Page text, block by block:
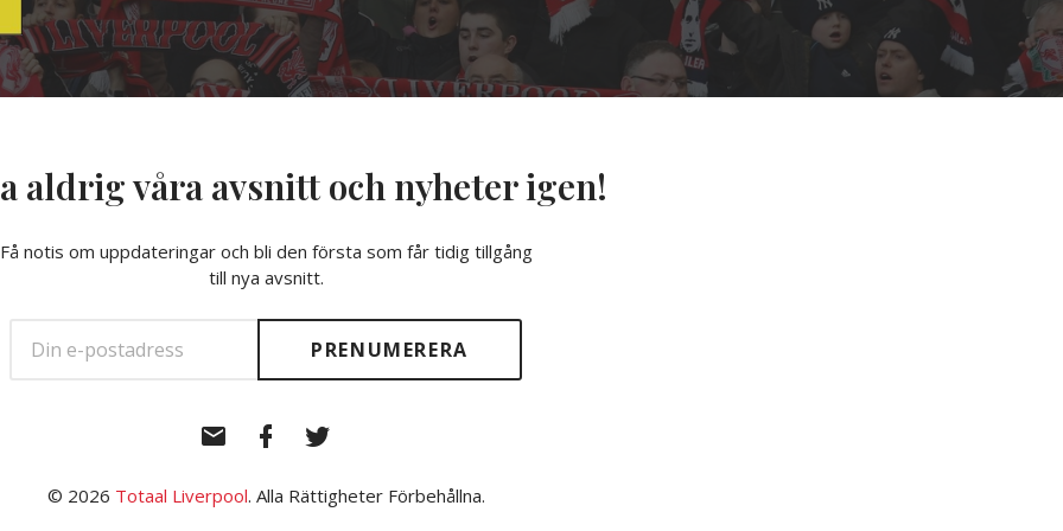
aldrig våra avsnitt och nyheter igen!
Få notis om uppdateringar och bli den första som får tidig tillgång
till nya avsnitt.
post
Facebook
© 2026 Totaal Liverpool. Alla Rättigheter Förbehållna.